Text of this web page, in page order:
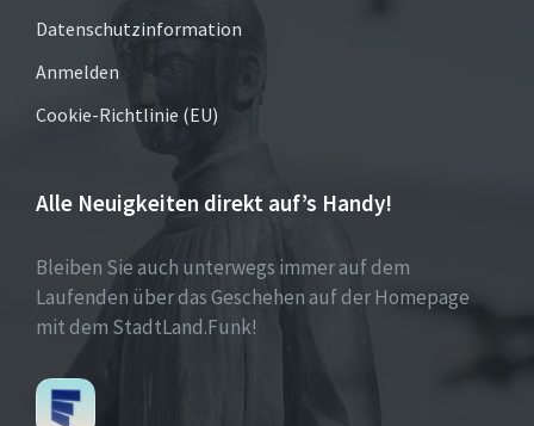
Datenschutzinformation
Anmelden
Cookie-Richtlinie (EU)
Alle Neuigkeiten direkt auf’s Handy!
Bleiben Sie auch unterwegs immer auf dem
Laufenden über das Geschehen auf der Homepage
mit dem StadtLand.Funk!